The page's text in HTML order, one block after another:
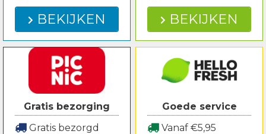
BEKIJKEN BEKIJKEN
Gratis bezorging
Gratis bezorgd
Goede service
Vanaf €5,95